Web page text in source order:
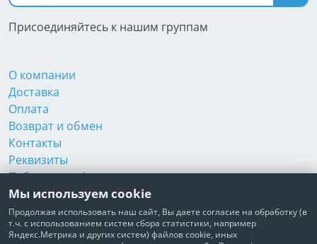
Присоединяйтесь к нашим группам
О компании
Доставка
Оплата
Возврат и обмен
Контакты
Реквизиты
Публичная оферта
Пользовательское соглашение
Политика обработки персональных данных
Согласие на обработку персональных данных
Мы используем cookie
Продолжая использовать наш сайт, Вы даете согласие на обработку (в
т.ч. с использованием систем сбора статистики, например
Яндекс.Метрика и других систем) файлов cookie, иных